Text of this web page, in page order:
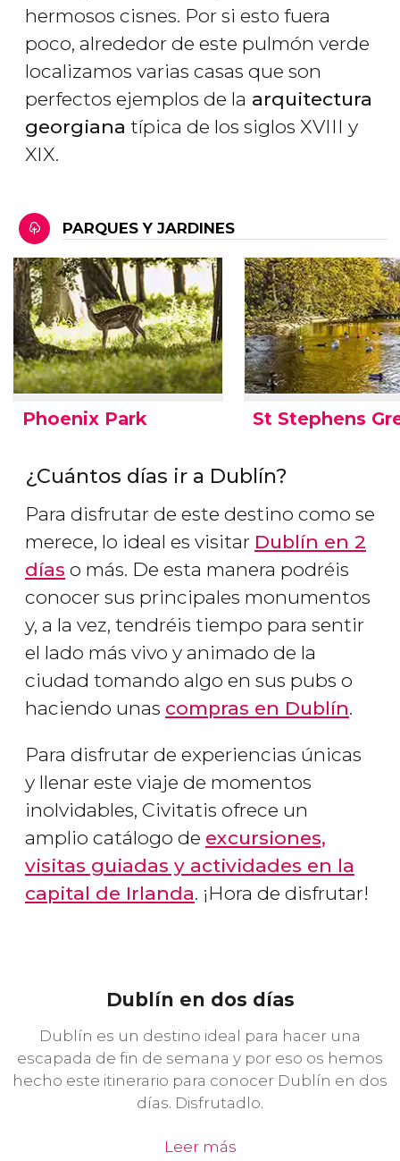
hermosos cisnes. Por si esto fuera
poco, alrededor de este pulmón verde
localizamos varias casas que son
perfectos ejemplos de la arquitectura
georgiana típica de los siglos XVIII y
XIX.
PARQUES Y JARDINES
Phoenix Park St Stephens
¿Cuántos días ir a Dublín?
Para disfrutar de este destino como se
merece, lo ideal es visitar Dublín en 2
días o más. De esta manera podréis
conocer sus principales monumentos
y, a la vez, tendréis tiempo para sentir
el lado más vivo y animado de la
ciudad tomando algo en sus pubs o
haciendo unas compras en Dublín.
Para disfrutar de experiencias únicas
y llenar este viaje de momentos
inolvidables, Civitatis ofrece un
amplio catálogo de excursiones,
visitas guiadas y actividades en la
capital de Irlanda. ¡Hora de disfrutar!
Dublín en dos días
Dublín es un destino ideal para hacer una
escapada de fin de semana y por eso os hemos
hecho este itinerario para conocer Dublín en dos
días. Disfrutadlo.
Leer más